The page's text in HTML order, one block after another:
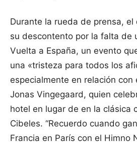
Durante la rueda de prensa, el
su descontento por la falta de
Vuelta a España, un evento
una «tristeza para todos los
especialmente en relación con
Jonas Vingegaard, quien
hotel en lugar de en la clásica
Cibeles. “Recuerdo cuando
Francia en París con el Himno